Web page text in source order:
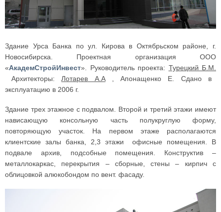
Здание Урса Банка по ул. Кирова в Октябрьском районе, г.
Новосибирска. Проектная организация ООО
«АкадемСтройИнвест». Руководитель проекта: Турецкий Б.М.
Архитекторы: Лотарев А.А, Апонащенко Е. Сдано в
эксплуатацию в 2006 г.
Здание трех этажное с подвалом. Второй и третий этажи имеют
нависающую консольную часть полукруглую форму,
повторяющую участок. На первом этаже располагаются
клиентские залы банка, 2,3 этажи офисные помещения. В
подвале архив, подсобные помещения. Конструктив –
металлокаркас, перекрытия – сборные, стены – кирпич с
облицовкой алюкобондом по вент. фасаду.